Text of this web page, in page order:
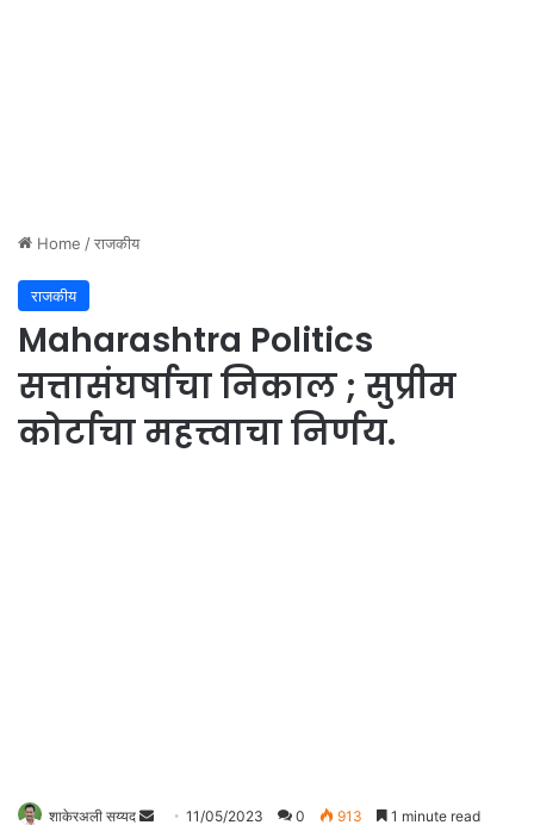
Home /राजकीय
राजकीय
Maharashtra Politics
सत्तासंघर्षाचा निकाल ; सुप्रीम
कोर्टाचा महत्त्वाचा निर्णय.
शाकेरअली सय्यद 11/05/2023 0 913 1 minute read